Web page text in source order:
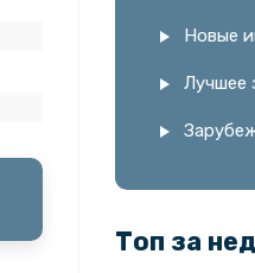
Новые
Лучшее
Топ за